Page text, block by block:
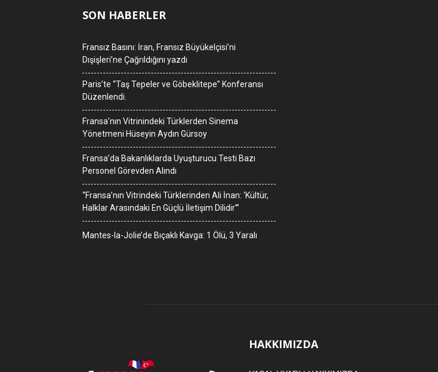
SON HABERLER
Fransız Basını: İran, Fransız Büyükelçisi’ni
Dışişleri’ne Çağrıldığını yazdı
Paris’te “Taş Tepeler ve Göbeklitepe” Konferansı
Düzenlendi.
Fransa’nın Vitrinindeki Türklerden Sinema
Yönetmeni Hüseyin Aydın Gürsoy
Fransa’da Bakanlıklarda Uyuşturucu Testi Bazı
Personel Görevden Alındı
“Fransa’nın Vitrindeki Türklerinden Ali İnan: ‘Kültür,
Halklar Arasındaki En Güçlü İletişim Dilidir'”
Mantes-la-Jolie’de Bıçaklı Kavga: 1 Ölü, 3 Yaralı
HAKKIMIZDA